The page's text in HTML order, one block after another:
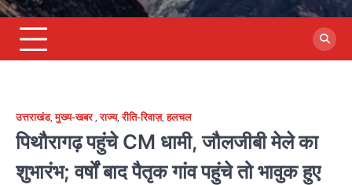
उत्तराखंड,मुख्य-खबर,राज्य,रीति-रिवाज़,हलचल
पिथौरागढ़ पहुंचे CM धामी, जौलजीबी मेले का
शुभारंभ; वर्षों बाद पैतृक गांव पहुंचे तो भावुक हुए